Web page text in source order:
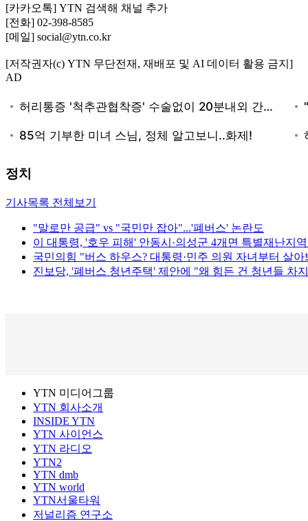
[카카오톡] YTN 검색해 채널 추가
[전화] 02-398-8585
[메일] social@ytn.co.kr
[저작권자(c) YTN 무단전재, 재배포 및 AI 데이터 활용 금지]
AD
정치
기사목록 전체보기
"말로만 공급" vs "국민만 잡아"...'폐버스' 논란도
이 대통령, '호우 피해' 안동시·의성군 4개면 특별재난지
국민의힘 "버스 하우스? 대통령·민주 의원 자녀부터 살
진보당, '폐버스 청년주택' 제안에 "왜 힘든 건 청년들 차
YTN 미디어그룹
YTN 회사소개
INSIDE YTN
YTN 사이언스
YTN 라디오
YTN2
YTN dmb
YTN world
YTN서울타워
저널리즘 연구소